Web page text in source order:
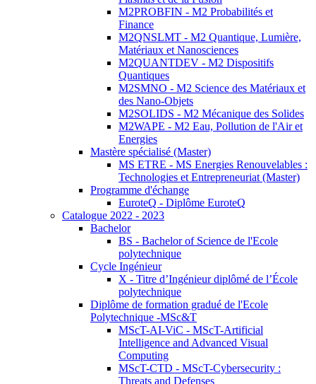
M2PROBFIN - M2 Probabilités et
Finance
M2QNSLMT - M2 Quantique, Lumière,
Matériaux et Nanosciences
M2QUANTDEV - M2 Dispositifs
Quantiques
M2SMNO - M2 Science des Matériaux et
des Nano-Objets
M2SOLIDS - M2 Mécanique des Solides
M2WAPE - M2 Eau, Pollution de l'Air et
Energies
Mastère spécialisé (Master)
MS ETRE - MS Energies Renouvelables :
Technologies et Entrepreneuriat (Master)
Programme d'échange
EuroteQ - Diplôme EuroteQ
Catalogue 2022 - 2023
Bachelor
BS - Bachelor of Science de l'Ecole
polytechnique
Cycle Ingénieur
X - Titre d’Ingénieur diplômé de l’École
polytechnique
Diplôme de formation gradué de l'Ecole
Polytechnique -MSc&T
MScT-AI-ViC - MScT-Artificial
Intelligence and Advanced Visual
Computing
MScT-CTD - MScT-Cybersecurity :
Threats and Defenses